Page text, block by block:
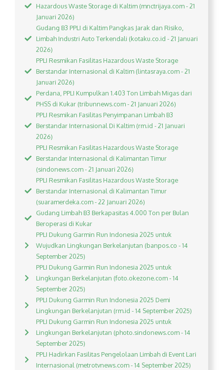
Hazardous Waste Storage di Kaltim (mnctrijaya.com - 21
Januari 2026)
Gudang B3 PPLI di Kaltim Pangkas Jarak dan Risiko,
Limbah Industri Auto Terkendali (kotaku.co.id - 21 Januari
2026)
PPLI Resmikan Fasilitas Hazardous Waste Storage
Berstandar Internasional di Kaltim (lintasraya.com - 21
Januari 2026)
Perdana, PPLI Kumpulkan 1.403 Ton Limbah Migas dari
PHSS di Kukar (tribunnews.com - 21 Januari 2026)
PPLI Resmikan Fasilitas Penyimpanan Limbah B3
Berstandar Internasional Di Kaltim (rm.id - 21 Januari
2026)
PPLI Resmikan Fasilitas Hazardous Waste Storage
Berstandar Internasional di Kalimantan Timur
(sindonews.com - 21 Januari 2026)
PPLI Resmikan Fasilitas Hazardous Waste Storage
Berstandar Internasional di Kalimantan Timur
(suaramerdeka.com - 22 Januari 2026)
Gudang Limbah B3 Berkapasitas 4.000 Ton per Bulan
Beroperasi di Kukar
PPLI Dukung Garmin Run Indonesia 2025 untuk
Wujudkan Lingkungan Berkelanjutan (banpos.co - 14
September 2025)
PPLI Dukung Garmin Run Indonesia 2025 untuk
Lingkungan Berkelanjutan (foto.okezone.com - 14
September 2025)
PPLI Dukung Garmin Run Indonesia 2025 Demi
Lingkungan Berkelanjutan (rm.id - 14 September 2025)
PPLI Dukung Garmin Run Indonesia 2025 untuk
Lingkungan Berkelanjutan (photo.sindonews.com - 14
September 2025)
PPLI Hadirkan Fasilitas Pengelolaan Limbah di Event Lari
Internasional (metrotvnews.com - 14 September 2025)